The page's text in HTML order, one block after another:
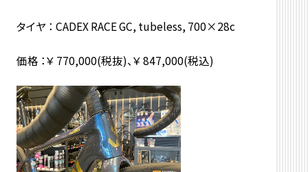
タイヤ ： CADEX RACE GC, tubeless, 700×28c
価格 ：￥ 770,000(税抜)、￥ 847,000(税込)